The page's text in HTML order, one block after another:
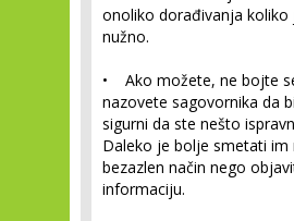
onoliko dorađivanja koliko
nužno.
• Ako možete, ne bojte
nazovete sagovornika da
sigurni da ste nešto
Daleko je bolje smetati im
bezazlen način nego
informaciju.